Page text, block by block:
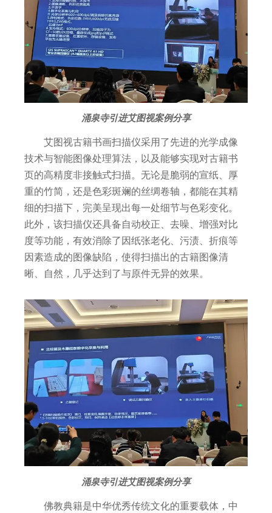
涌泉寺引进艾图视案例分享
艾图视古籍书画扫描仪采用了先进的光学成像
技术与智能图像处理算法，以及能够实现对古籍书
页的高精度非接触式扫描。无论是脆弱的宣纸、厚
重的竹简，还是色彩斑斓的丝绸卷轴，都能在其精
细的扫描下，完美呈现出每一处细节与色彩变化。
此外，该扫描仪还具备自动校正、去噪、增强对比
度等功能，有效消除了因纸张老化、污渍、折痕等
因素造成的图像缺陷，使得扫描出的古籍图像清
晰、自然，几乎达到了与原件无异的效果。
涌泉寺引进艾图视案例分享
佛教典籍是中华优秀传统文化的重要载体，中